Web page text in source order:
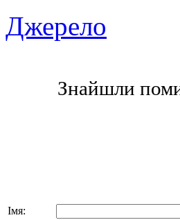
Джерело
Знайшли
Імя: